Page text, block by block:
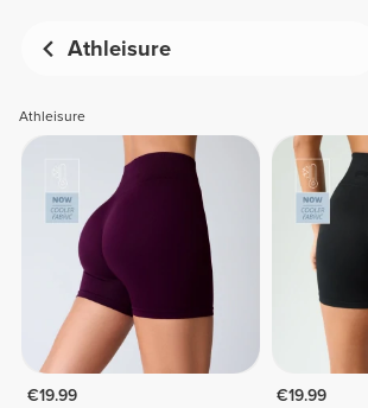
Athleisure
Athleisure
€19.99
€19.99